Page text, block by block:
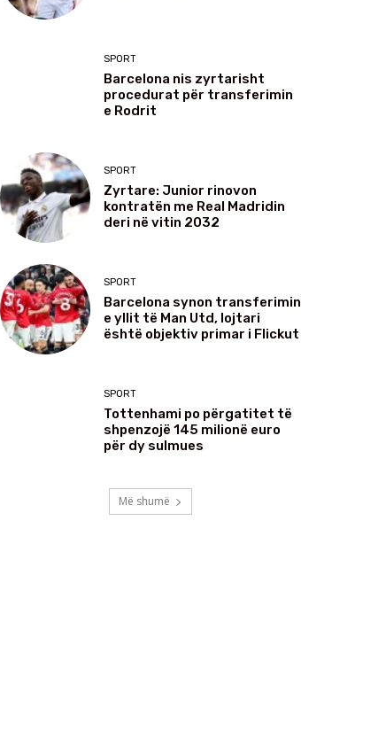
SPORT
Barcelona nis zyrtarisht
procedurat për transferimin
e Rodrit
SPORT
Zyrtare: Junior rinovon
kontratën me Real Madridin
deri në vitin 2032
SPORT
Barcelona synon transferimin
e yllit të Man Utd, lojtari
është objektiv primar i Flickut
SPORT
Tottenhami po përgatitet të
shpenzojë 145 milionë euro
për dy sulmues
Më shumë